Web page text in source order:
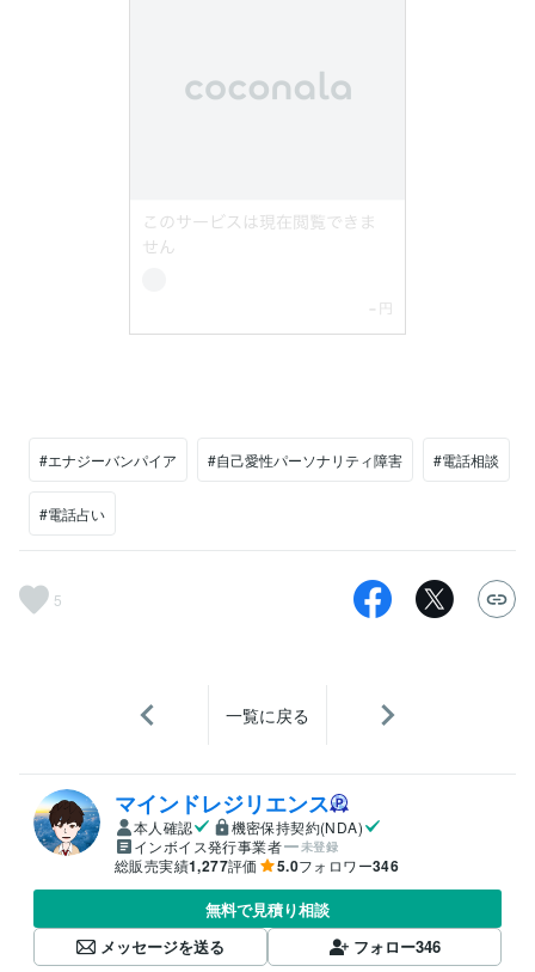
#エナジーバンパイア #自己愛性パーソナリティ障害 #電話相談
#電話占い
5
一覧に戻る
マインドレジリエンス
本人確認
機密保持契約(NDA)
インボイス発行事業者
未登録
総販売実績1,277評価 5.0フォロワー346
無料で見積り相談
メッセージを送る
フォロー346